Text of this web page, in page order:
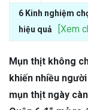
6 Kinh nghiệm
hiệu quả
[Xem
Mụn thịt không
khiến nhiều
mụn thịt ngày